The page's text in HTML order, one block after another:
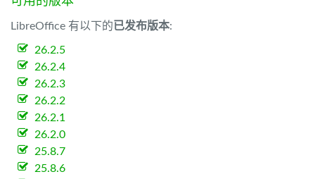
LibreOffice 有以下的已发布版本:
26.2.5
26.2.4
26.2.3
26.2.2
26.2.1
26.2.0
25.8.7
25.8.6